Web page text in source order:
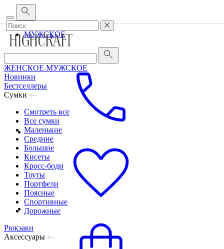
Корпоративным клиентам
ЖЕНСКОЕ
МУЖСКОЕ
ЖЕНСКОЕ МУЖСКОЕ
Новинки
Бестселлеры
Сумки
Смотреть все
Все сумки
Маленькие
Средние
Большие
Кисеты
Кросс-боди
Тоуты
Портфели
Поясные
Спортивные
Дорожные
Рюкзаки
Аксессуары